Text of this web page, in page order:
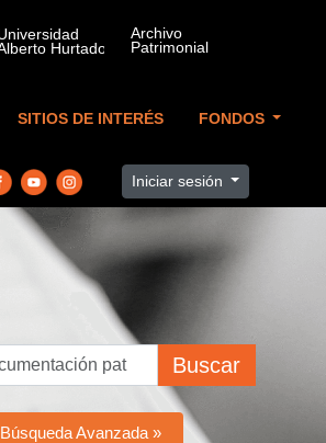
SITIOS DE INTERÉS FONDOS
Iniciar sesión
Buscar
Búsqueda Avanzada »